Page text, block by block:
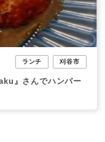
ランチ 刈谷市
』さんでハンバー